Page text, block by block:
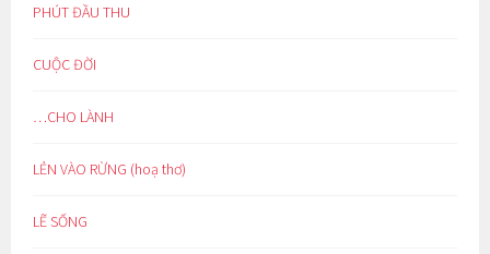
PHÚT ĐẦU THU
CUỘC ĐỜI
…CHO LÀNH
LẺN VÀO RỪNG (hoạ thơ)
LẼ SỐNG